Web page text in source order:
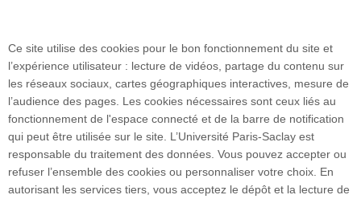
Plan du site
Investissement d’avenir (CGI)
Accueil des publics internationaux
Ce site utilise des cookies pour le bon fonctionnement du site et
l’expérience utilisateur : lecture de vidéos, partage du contenu sur
les réseaux sociaux, cartes géographiques interactives, mesure de
l’audience des pages. Les cookies nécessaires sont ceux liés au
fonctionnement de l'espace connecté et de la barre de notification
qui peut être utilisée sur le site. L’Université Paris-Saclay est
responsable du traitement des données. Vous pouvez accepter ou
refuser l’ensemble des cookies ou personnaliser votre choix. En
autorisant les services tiers, vous acceptez le dépôt et la lecture de